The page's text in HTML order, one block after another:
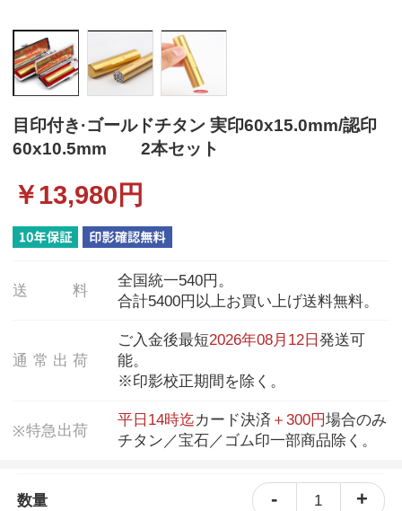
目印付き·ゴールドチタン 実印60x15.0mm/認印
60x10.5mm 2本セット
￥13,980 円
送 料
全国統一540円。
合計5400円以上お買い上げ送料無料。
通 常 出 荷
ご入金後最短2026年08月12日発送可
能。
※印影校正期間を除く。
※特急出荷
平日14時迄カード決済 ＋300円場合のみ
チタン／宝石／ゴム印一部商品除く。
数量 - 1 +